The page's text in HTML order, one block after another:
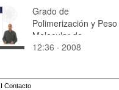
Grado de
Polimerización y Peso
Molecular de
Materiales Poliméricos
12:36 · 2008
I Contacto